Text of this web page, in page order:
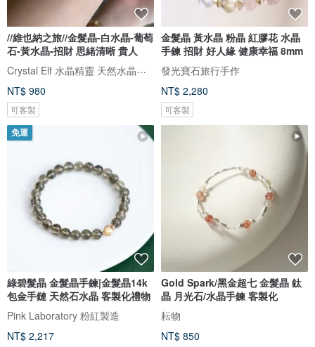
//維也納之旅//金髮晶-白水晶-葡萄
石-黃水晶-招財 思緒清晰 貴人
Crystal Elf 水晶精靈 天然水晶手作飾品
NT$ 980
可客製
金髮晶 黃水晶 粉晶 紅膠花 水晶
手鍊 招財 好人緣 健康幸福 8mm
發光寶石旅行手作
NT$ 2,280
可客製
免運
綠碧髮晶 金髮晶手鍊|金髮晶14k
包金手鏈 天然石水晶 客製化禮物
Pink Laboratory 粉紅製造
NT$ 2,217
Gold Spark/黑金超七 金髮晶 鈦
晶 月光石/水晶手鍊 客製化
耘物
NT$ 850